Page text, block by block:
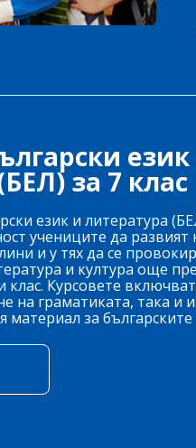
за 7 клас
език и литература
учениците да развият
и у тях да се
и култура още
Курсовете
на граматиката, така и
материал за българските